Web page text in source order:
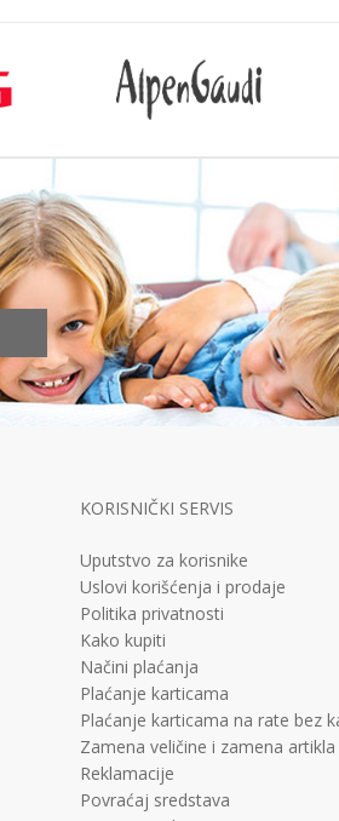
KORISNIČKI SERVIS
Uputstvo za korisnike
Uslovi korišćenja i prodaje
Politika privatnosti
Kako kupiti
Načini plaćanja
Plaćanje karticama
Plaćanje karticama na rate bez
Zamena veličine i zamena
Reklamacije
Povraćaj sredstava